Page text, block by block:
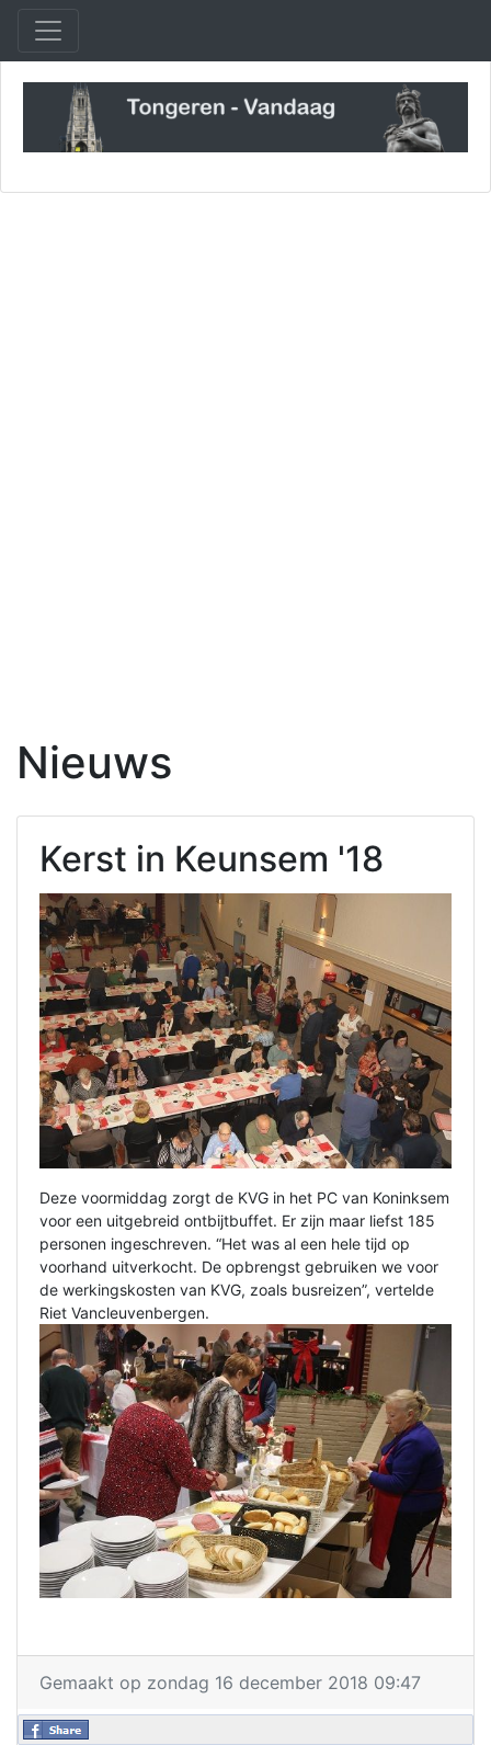
Nieuws
Kerst in Keunsem '18
Deze voormiddag zorgt de KVG in het PC van Koninksem
voor een uitgebreid ontbijtbuffet. Er zijn maar liefst 185
personen ingeschreven. “Het was al een hele tijd op
voorhand uitverkocht. De opbrengst gebruiken we voor
de werkingskosten van KVG, zoals busreizen”, vertelde
Riet Vancleuvenbergen.
Gemaakt op zondag 16 december 2018 09:47